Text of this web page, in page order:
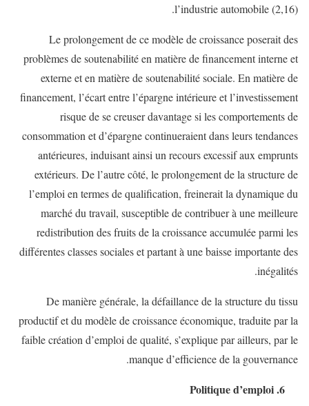
l’industrie automobile (2,16).
Le prolongement de ce modèle de croissance poserait des
problèmes de soutenabilité en matière de financement interne et
externe et en matière de soutenabilité sociale. En matière de
financement, l’écart entre l’épargne intérieure et l’investissement
risque de se creuser davantage si les comportements de
consommation et d’épargne continueraient dans leurs tendances
antérieures, induisant ainsi un recours excessif aux emprunts
extérieurs. De l’autre côté, le prolongement de la structure de
l’emploi en termes de qualification, freinerait la dynamique du
marché du travail, susceptible de contribuer à une meilleure
redistribution des fruits de la croissance accumulée parmi les
différentes classes sociales et partant à une baisse importante des
inégalités.
De manière générale, la défaillance de la structure du tissu
productif et du modèle de croissance économique, traduite par la
faible création d’emploi de qualité, s’explique par ailleurs, par le
manque d’efficience de la gouvernance.